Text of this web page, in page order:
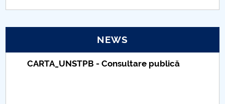
Proiect SU-ETIC
NEWS
CARTA_UNSTPB - Consultare publică